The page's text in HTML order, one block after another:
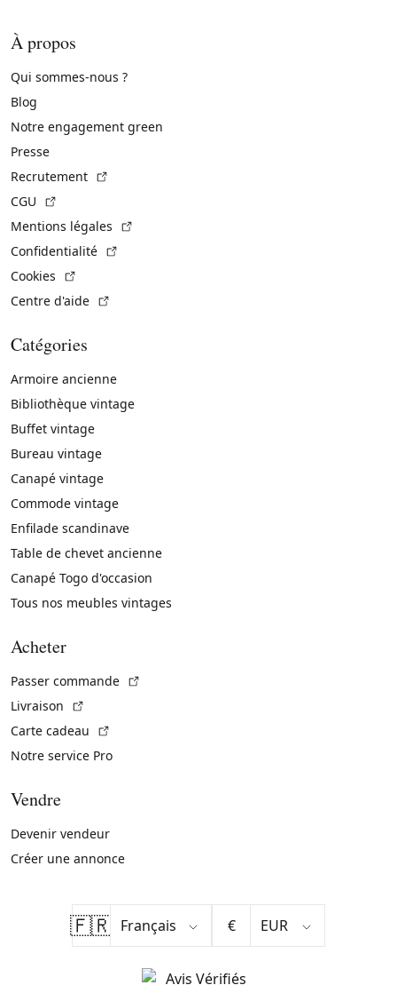
À propos
Qui sommes-nous ?
Blog
Notre engagement green
Presse
Recrutement
CGU
Mentions légales
Confidentialité
Cookies
Centre d'aide
Catégories
Armoire ancienne
Bibliothèque vintage
Buffet vintage
Bureau vintage
Canapé vintage
Commode vintage
Enfilade scandinave
Table de chevet ancienne
Canapé Togo d'occasion
Tous nos meubles vintages
Acheter
Passer commande
Livraison
Carte cadeau
Notre service Pro
Vendre
Devenir vendeur
Créer une annonce
🇫🇷 €